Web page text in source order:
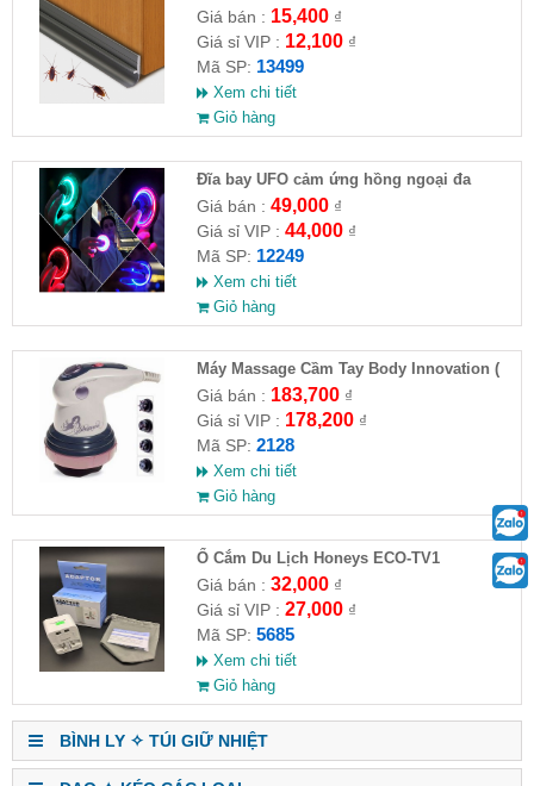
Chống Côn Trùng( HĐ )
Giá bán : 15,400₫
Giá sỉ VIP : 12,100₫
Mã SP: 13499
Xem chi tiết
Giỏ hàng
Đĩa bay UFO cảm ứng hồng ngoại đa
chiều tự động bay về
Giá bán : 49,000₫
Giá sỉ VIP : 44,000₫
Mã SP: 12249
Xem chi tiết
Giỏ hàng
Máy Massage Cầm Tay Body Innovation (
HĐ )
Giá bán : 183,700₫
Giá sỉ VIP : 178,200₫
Mã SP: 2128
Xem chi tiết
Giỏ hàng
Ổ Cắm Du Lịch Honeys ECO-TV1
Giá bán : 32,000₫
Giá sỉ VIP : 27,000₫
Mã SP: 5685
Xem chi tiết
Giỏ hàng
BÌNH LY ✧ TÚI GIỮ NHIỆT